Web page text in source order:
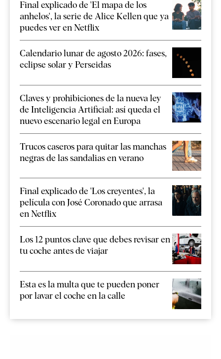
Final explicado de 'El mapa de los
anhelos', la serie de Alice Kellen que ya
puedes ver en Netflix
Calendario lunar de agosto 2026: fases,
eclipse solar y Perseidas
Claves y prohibiciones de la nueva ley
de Inteligencia Artificial: así queda el
nuevo escenario legal en Europa
Trucos caseros para quitar las manchas
negras de las sandalias en verano
Final explicado de 'Los creyentes', la
película con José Coronado que arrasa
en Netflix
Los 12 puntos clave que debes revisar en
tu coche antes de viajar
Esta es la multa que te pueden poner
por lavar el coche en la calle